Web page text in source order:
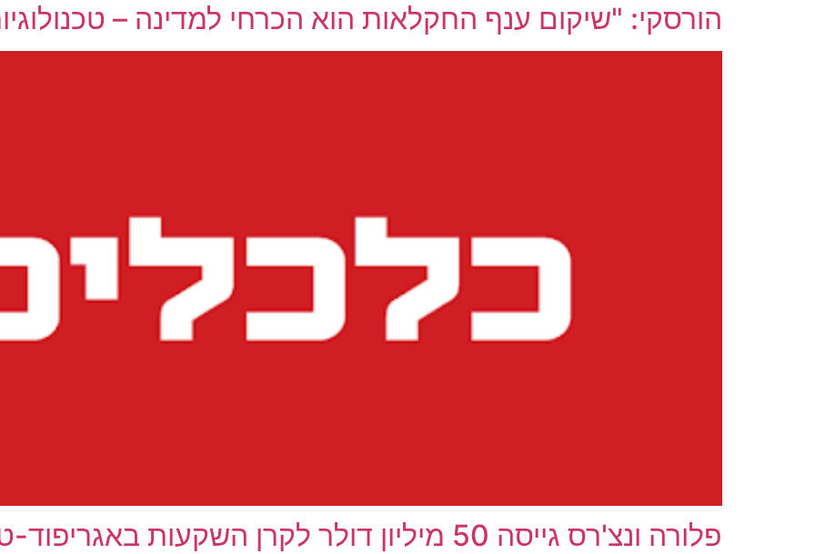
הורסקי: "שיקום ענף החקלאות הוא הכרחי למדינה –
פלורה ונצ'רס גייסה 50 מיליון דולר לקרן השקעות באגריפוד-טק